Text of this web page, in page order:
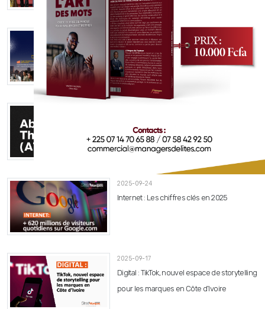
2026-02-19
Atelier de formation : Bâtir des
collaborateurs plus performants
2025-09-24
Internet : Les chiffres clés en 2025
2025-09-17
Digital : TikTok, nouvel espace de storytelling
pour les marques en Côte d’Ivoire